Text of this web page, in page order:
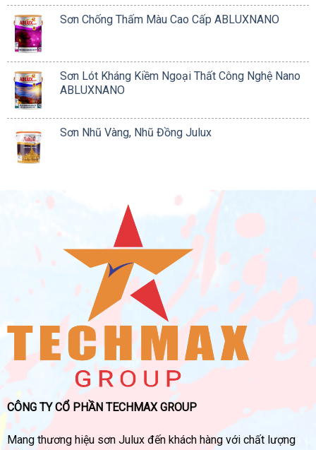
Sơn Chống Thấm Màu Cao Cấp ABLUXNANO
Sơn Lót Kháng Kiềm Ngoại Thất Công Nghệ Nano
ABLUXNANO
Sơn Nhũ Vàng, Nhũ Đồng Julux
CÔNG TY CỔ PHẦN TECHMAX GROUP
Mang thương hiệu sơn Julux đến khách hàng với chất lượng